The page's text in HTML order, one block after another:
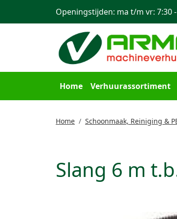
Home Verhuurassortiment
Openingstijden: ma t/m vr: 7:30
Home Schoonmaak, Reiniging &
Slang 6 m